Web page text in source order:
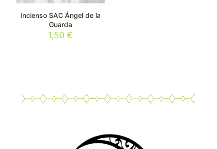
Incienso SAC Ángel de la
Guarda
1,50€